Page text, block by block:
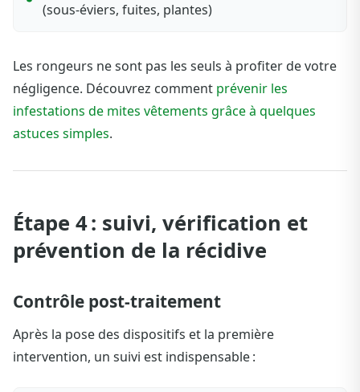
(sous-éviers, fuites, plantes)
Les rongeurs ne sont pas les seuls à profiter de votre
négligence. Découvrez comment prévenir les
infestations de mites vêtements grâce à quelques
astuces simples.
Étape 4 : suivi, vérification et
prévention de la récidive
Contrôle post-traitement
Après la pose des dispositifs et la première
intervention, un suivi est indispensable :